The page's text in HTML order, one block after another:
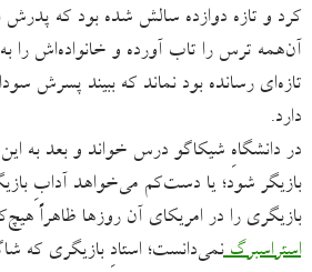
کرد و تازه دوازده سالش شده بود که پدرش
آن‌همه ترس را تاب آورده و خانواده‌اش را
تازه‌ای رسانده بود نماند که ببیند پسرش
دارد.
در دانشگاهِ شیکاگو درس خواند و بعد به
بازیگر شود؛ یا دست‌کم می‌خواهد آدابِ
بازیگری را در امریکای آن روزها ظاهراً
استراسبرگنمی‌دانست؛ استادِ بازیگری که